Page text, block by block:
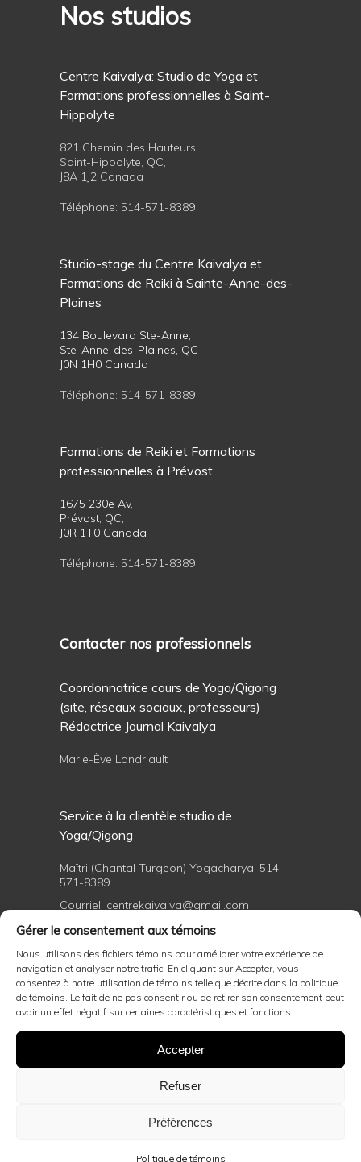
Gérer le consentement aux témoins
Nous utilisons des fichiers témoins pour améliorer votre expérience de
navigation et analyser notre trafic. En cliquant sur Accepter, vous
consentez à notre utilisation de témoins telle que décrite dans la politique
de témoins. Le fait de ne pas consentir ou de retirer son consentement peut
avoir un effet négatif sur certaines caractéristiques et fonctions.
Accepter
Refuser
Préférences
Politique de témoins
Nos studios
Centre Kaivalya: Studio de Yoga et
Formations professionnelles à Saint-
Hippolyte
821 Chemin des Hauteurs,
Saint-Hippolyte, QC,
J8A 1J2 Canada
Téléphone: 514-571-8389
Studio-stage du Centre Kaivalya et
Formations de Reiki à Sainte-Anne-des-
Plaines
134 Boulevard Ste-Anne,
Ste-Anne-des-Plaines, QC
J0N 1H0 Canada
Téléphone: 514-571-8389
Formations de Reiki et Formations
professionnelles à Prévost
1675 230e Av,
Prévost, QC,
J0R 1T0 Canada
Téléphone: 514-571-8389
Contacter nos professionnels
Coordonnatrice cours de Yoga/Qigong
(site, réseaux sociaux, professeurs)
Rédactrice Journal Kaivalya
Marie-Ève Landriault
Service à la clientèle studio de
Yoga/Qigong
Maïtri (Chantal Turgeon) Yogacharya: 514-
571-8389
Courriel: centrekaivalya@gmail.com
Formations professionnelles de yoga et
de Qigong
Maïtri (Chantal Turgeon) Yogacharya:514-
571-8389
centrekaivalya@gmail.com
conditions de service